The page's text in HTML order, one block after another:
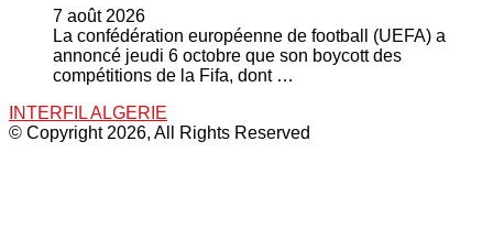
7 août 2026
La confédération européenne de football (UEFA) a
annoncé jeudi 6 octobre que son boycott des
compétitions de la Fifa, dont …
INTERFIL ALGERIE
© Copyright 2026, All Rights Reserved